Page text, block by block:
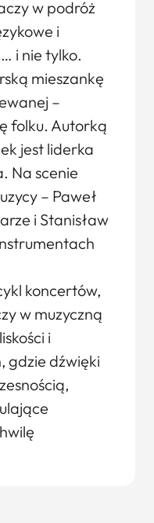
w podróż
i
i nie tylko.
mieszankę
–
folku. Autorką
jest liderka
Na scenie
– Paweł
i Stanisław
koncertów,
w muzyczną
i
gdzie dźwięki